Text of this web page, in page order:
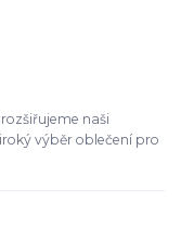
naši
výběr oblečení pro